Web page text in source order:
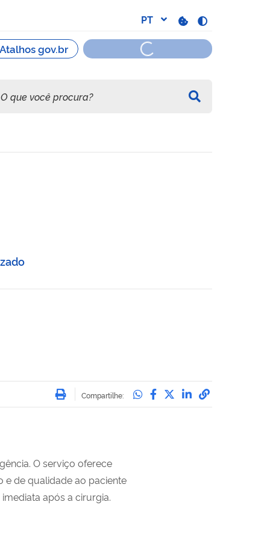
Imprimir
Compartilhe: Compartilhe no
Compartilhe no
Compartilhe no
Compartilhe
O serviço oferece
e de qualidade ao paciente
após a cirurgia.